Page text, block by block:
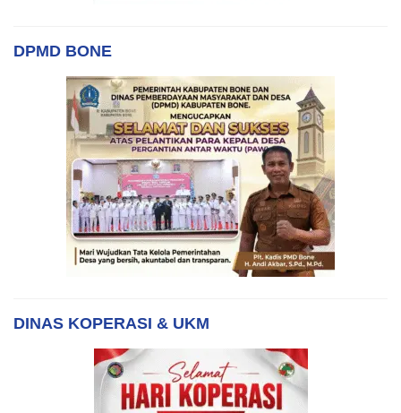
DPMD BONE
DINAS KOPERASI & UKM